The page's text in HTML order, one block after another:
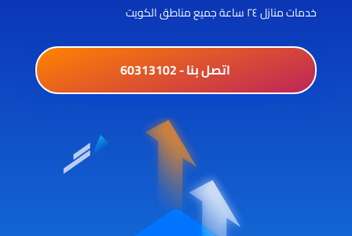
خدمات منازل ٢٤ ساعة جميع مناطق الكويت
اتصل بنا - 60313102